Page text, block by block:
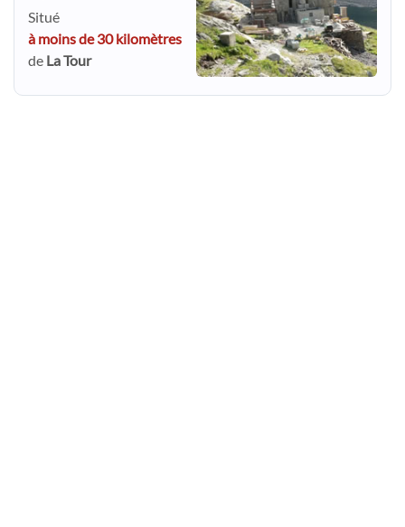
Situé
à moins de 30 kilomètres
de La Tour